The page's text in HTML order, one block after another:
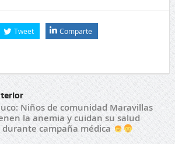
Tweet Comparte
Niños de comunidad Maravillas
la anemia y cuidan su salud
durante campaña médica